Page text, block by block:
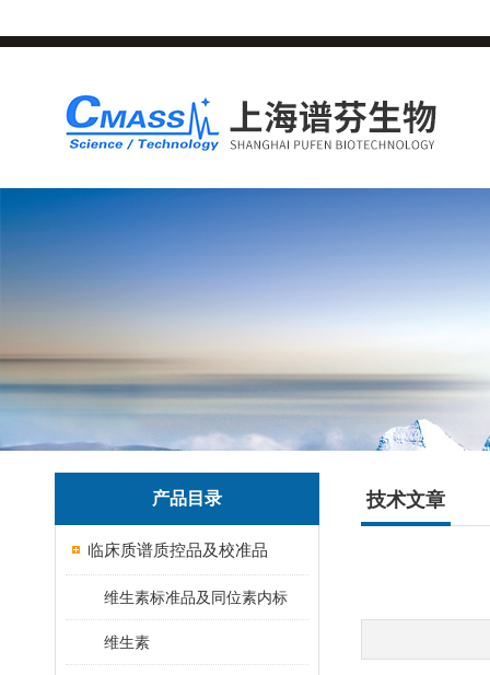
产品目录
临床质谱质控品及校准品
维生素标准品及同位素内标
维生素
技术文章